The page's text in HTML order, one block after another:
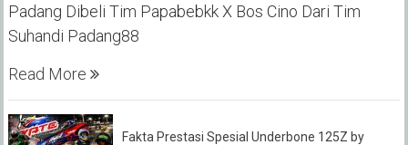
Padang Dibeli Tim Papabebkk X Bos Cino Dari Tim
Suhandi Padang88
Read More
Fakta Prestasi Spesial Underbone 125Z by